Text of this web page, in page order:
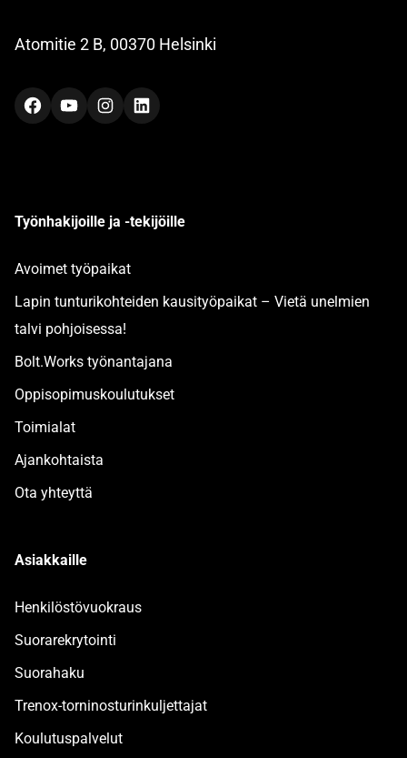
Atomitie 2 B, 00370 Helsinki
FacebookYouTubeInstagramLinkedIn
Työnhakijoille ja -tekijöille
Avoimet työpaikat
Lapin tunturikohteiden kausityöpaikat – Vietä unelmien
talvi pohjoisessa!
Bolt.Works työnantajana
Oppisopimuskoulutukset
Toimialat
Ajankohtaista
Ota yhteyttä
Asiakkaille
Henkilöstövuokraus
Suorarekrytointi
Suorahaku
Trenox-torninosturinkuljettajat
Koulutuspalvelut